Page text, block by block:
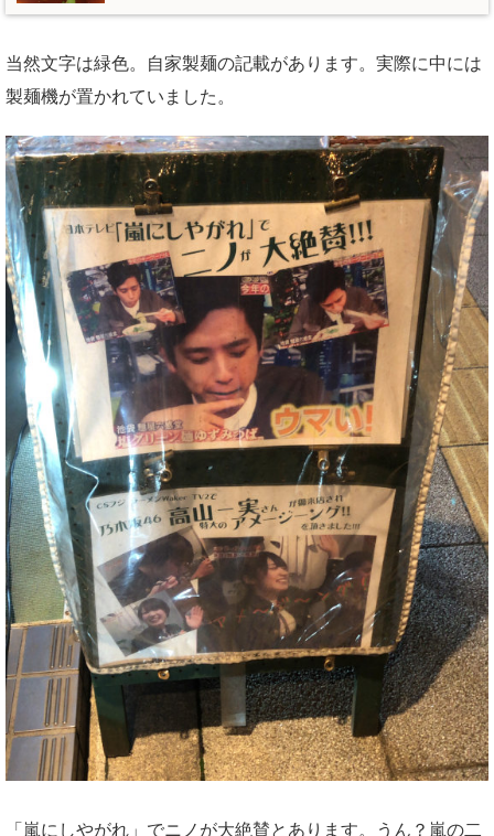
当然文字は緑色。自家製麺の記載があります。実際に中には
製麺機が置かれていました。
「嵐にしやがれ」でニノが大絶賛とあります。うん？嵐の二